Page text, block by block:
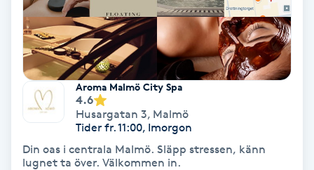
Enzympeeling
Extensions
Extensions borttagning
Eyeliner-tatuering
Aroma Malmö City Spa
4.6
Husargatan 3, Malmö
Tider fr. 11:00, Imorgon
Din oas i centrala Malmö. Släpp stressen, känn
lugnet ta över. Välkommen in.